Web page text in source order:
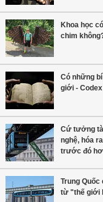
Khoa học
chim
Có những
giới -
Cứ tưởng
nghệ, hóa
trước đó
Trung
từ "thế giới